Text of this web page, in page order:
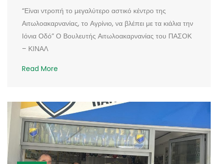
“Είναι ντροπή το μεγαλύτερο αστικό κέντρο της
Αιτωλοακαρνανίας, το Αγρίνιο, να βλέπει με τα κιάλια την
Ιόνια Οδό” Ο Βουλευτής Αιτωλοακαρνανίας του ΠΑΣΟΚ
– ΚΙΝΑΛ
Read More